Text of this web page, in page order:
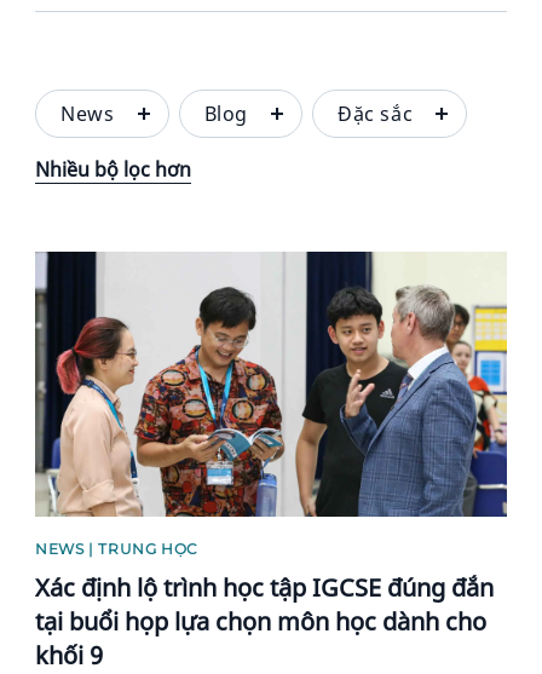
News Blog Đặc sắc
Nhiều bộ lọc hơn
News image
NEWS | TRUNG HỌC
Xác định lộ trình học tập IGCSE đúng đắn
tại buổi họp lựa chọn môn học dành cho
khối 9